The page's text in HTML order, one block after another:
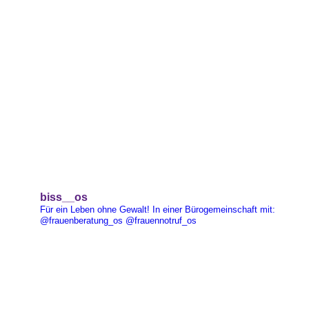
biss__os
Für ein Leben ohne Gewalt! In einer Bürogemeinschaft mit:
@frauenberatung_os @frauennotruf_os